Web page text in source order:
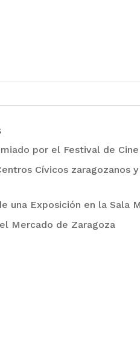
por el Festival de
Cívicos zaragozanos
una Exposición en la Sala
Mercado de Zaragoza